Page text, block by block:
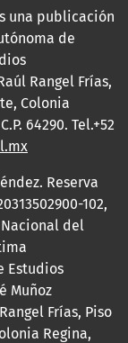
una publicación
de
Rangel Frías,
Colonia
64290. Tel.+52
Reserva
102,
del
Estudios
Muñoz
Frías, Piso
Regina,